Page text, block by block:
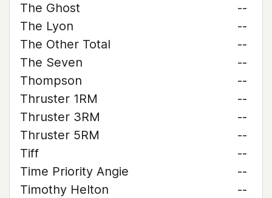
The Ghost
--
The Lyon
--
The Other Total
--
The Seven
--
Thompson
--
Thruster 1RM
--
Thruster 3RM
--
Thruster 5RM
--
Tiff
--
Time Priority Angie
--
Timothy Helton
--